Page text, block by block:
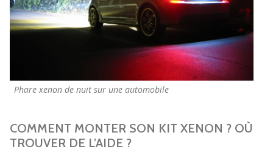
Phare xenon de nuit sur une automobile
COMMENT MONTER SON KIT XENON ? OÙ
TROUVER DE L’AIDE ?